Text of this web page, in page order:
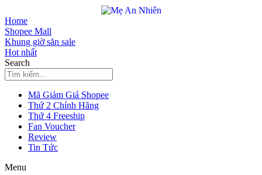
to
content
Home
Shopee Mall
Khung giờ săn sale
Hot nhất
Search
Mã Giảm Giá Shopee
Thứ 2 Chính Hãng
Thứ 4 Freeship
Fan Voucher
Review
Tin Tức
Menu